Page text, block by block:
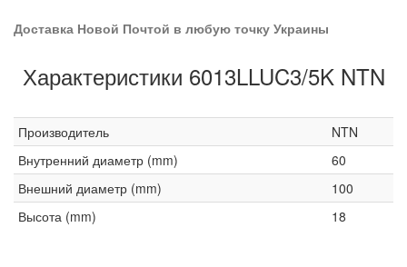
Доставка Новой Почтой в любую точку Украины
Характеристики 6013LLUC3/5K NTN
Производитель
NTN
Внутренний диаметр (mm)
60
Внешний диаметр (mm)
100
Высота (mm)
18